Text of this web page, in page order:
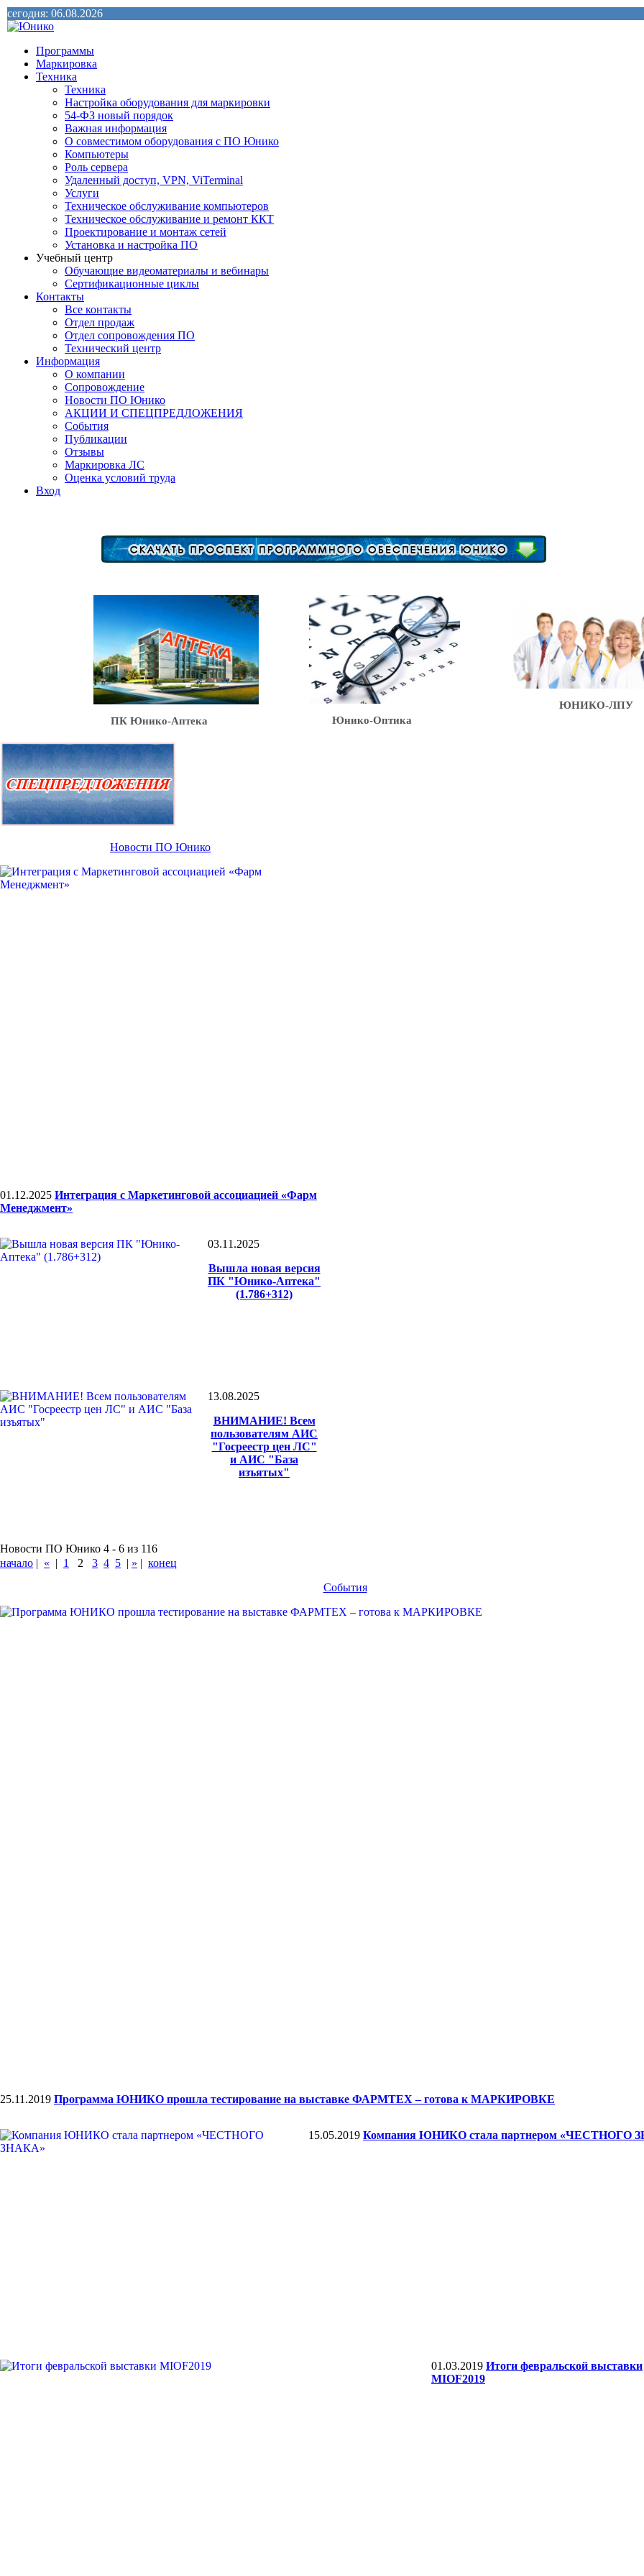
сегодня: 06.08.2026
Программы
Маркировка
Техника
Техника
Настройка оборудования для маркировки
54-ФЗ новый порядок
Важная информация
О совместимом оборудования с ПО Юнико
Компьютеры
Роль сервера
Удаленный доступ, VPN, ViTerminal
Услуги
Техническое обслуживание компьютеров
Техническое обслуживание и ремонт ККТ
Проектирование и монтаж сетей
Установка и настройка ПО
Учебный центр
Обучающие видеоматериалы и вебинары
Сертификационные циклы
Контакты
Все контакты
Отдел продаж
Отдел сопровождения ПО
Технический центр
Информация
О компании
Сопровождение
Новости ПО Юнико
АКЦИИ И СПЕЦПРЕДЛОЖЕНИЯ
События
Публикации
Отзывы
Маркировка ЛС
Оценка условий труда
Вход
ПК Юнико-Аптека Юнико-Оптика
ЮНИКО-ЛПУ
Новости ПО Юнико
01.12.2025 Интеграция с Маркетинговой ассоциацией «Фарм
Менеджмент»
03.11.2025
Вышла новая версия
ПК "Юнико-Аптека"
(1.786+312)
13.08.2025
ВНИМАНИЕ! Всем
пользователям АИС
"Госреестр цен ЛС"
и АИС "База
изъятых"
Новости ПО Юнико 4 - 6 из 116
начало | « | 1 2 3 4 5 | » | конец
События
25.11.2019 Программа ЮНИКО прошла тестирование на выставке ФАРМТЕХ – готова к МАРКИРОВКЕ
15.05.2019 Компания ЮНИКО стала партнером «ЧЕСТНОГО
01.03.2019 Итоги февральской выставки
MIOF2019